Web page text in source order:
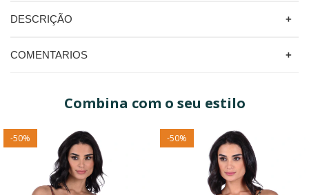
DESCRIÇÃO
COMENTARIOS
Combina com o seu estilo
-50% -50%